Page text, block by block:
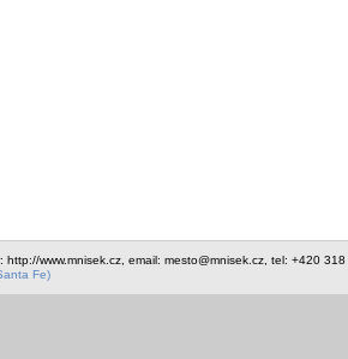
http://www.mnisek.cz, email: mesto@mnisek.cz, tel: +420
Fe)